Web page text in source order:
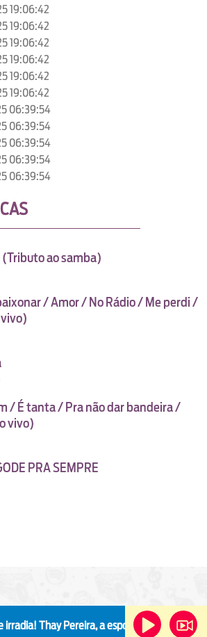
19:06:42
19:06:42
19:06:42
19:06:42
19:06:42
19:06:42
06:39:54
06:39:54
06:39:54
06:39:54
06:39:54
(Tributo ao samba)
/ Amor / No Rádio / Me perdi /
/ É tanta / Pra não dar bandeira /
vivo)
PRA SEMPRE
Thay Pereira, a esposa de Xande de